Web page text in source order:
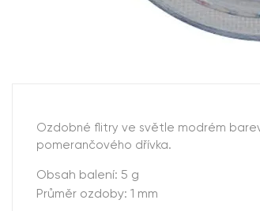
Ozdobné flitry ve světle modrém
pomerančového dřívka.
Obsah balení: 5 g
Průměr ozdoby: 1 mm